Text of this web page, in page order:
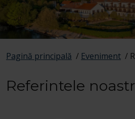
Pagină principală / Eveniment /
Referintele